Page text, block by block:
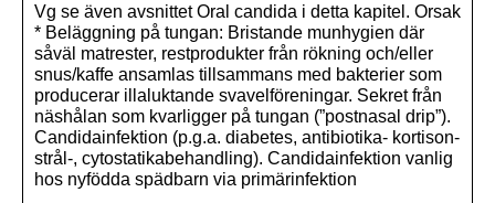
Vg se även avsnittet Oral candida i detta kapitel. Orsak
* Beläggning på tungan: Bristande munhygien där
såväl matrester, restprodukter från rökning och/eller
snus/kaffe ansamlas tillsammans med bakterier som
producerar illaluktande svavelföreningar. Sekret från
näshålan som kvarligger på tungan (”postnasal drip”).
Candidainfektion (p.g.a. diabetes, antibiotika- kortison-
strål-, cytostatikabehandling). Candidainfektion vanlig
hos nyfödda spädbarn via primärinfektion